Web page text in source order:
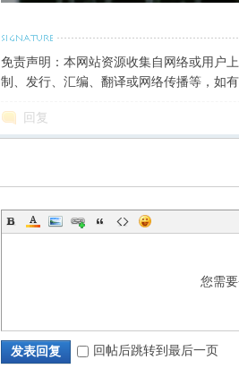
免责声明：本网站资源收集自网络或用户
制、发行、汇编、翻译或网络传播等，如
回复
您需
发表回复 回帖后跳转到最后一页